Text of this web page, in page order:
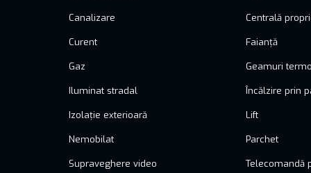
Canalizare Centrală
Curent Faianță
Gaz Geamuri
Iluminat stradal Încălzire prin
Izolație exterioară Lift
Nemobilat Parchet
Supraveghere video Telecomandă